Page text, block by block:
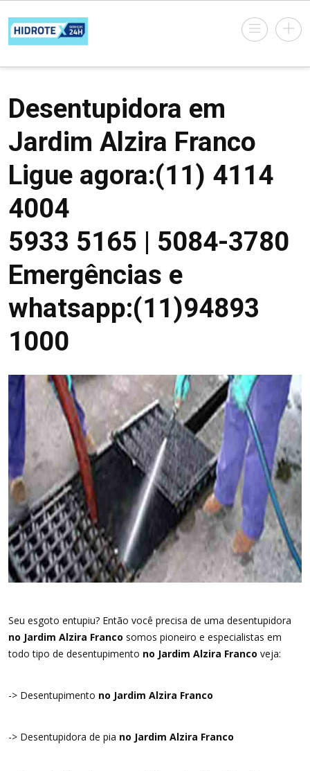
Desentupidora em
Jardim Alzira Franco
Ligue agora:(11) 4114
4004
5933 5165 | 5084-3780
Emergências e
whatsapp:(11)94893
1000
Seu esgoto entupiu? Então você precisa de uma desentupidora
no Jardim Alzira Franco somos pioneiro e especialistas em
todo tipo de desentupimento no Jardim Alzira Franco veja:
-> Desentupimento no Jardim Alzira Franco
-> Desentupidora de pia no Jardim Alzira Franco